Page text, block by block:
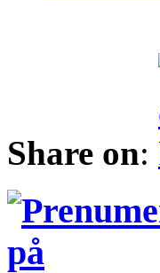
Share on: